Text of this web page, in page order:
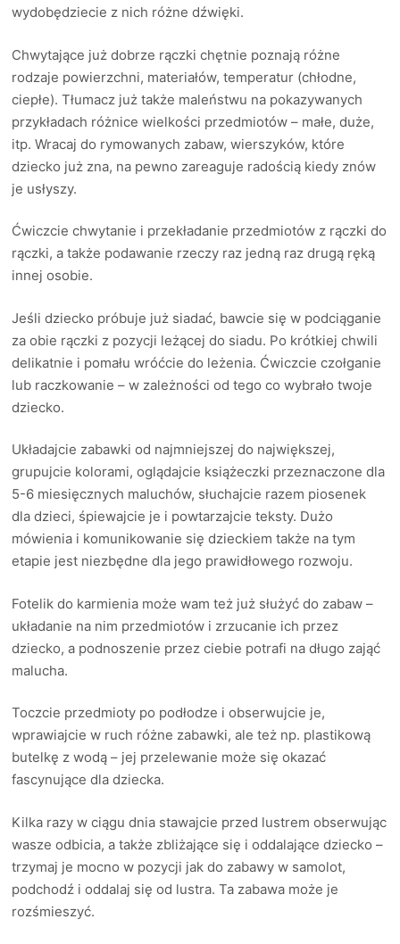
wydobędziecie z nich różne dźwięki.
Chwytające już dobrze rączki chętnie poznają różne
rodzaje powierzchni, materiałów, temperatur (chłodne,
ciepłe). Tłumacz już także maleństwu na pokazywanych
przykładach różnice wielkości przedmiotów – małe, duże,
itp. Wracaj do rymowanych zabaw, wierszyków, które
dziecko już zna, na pewno zareaguje radością kiedy znów
je usłyszy.
Ćwiczcie chwytanie i przekładanie przedmiotów z rączki do
rączki, a także podawanie rzeczy raz jedną raz drugą ręką
innej osobie.
Jeśli dziecko próbuje już siadać, bawcie się w podciąganie
za obie rączki z pozycji leżącej do siadu. Po krótkiej chwili
delikatnie i pomału wróćcie do leżenia. Ćwiczcie czołganie
lub raczkowanie – w zależności od tego co wybrało twoje
dziecko.
Układajcie zabawki od najmniejszej do największej,
grupujcie kolorami, oglądajcie książeczki przeznaczone dla
5-6 miesięcznych maluchów, słuchajcie razem piosenek
dla dzieci, śpiewajcie je i powtarzajcie teksty. Dużo
mówienia i komunikowanie się dzieckiem także na tym
etapie jest niezbędne dla jego prawidłowego rozwoju.
Fotelik do karmienia może wam też już służyć do zabaw –
układanie na nim przedmiotów i zrzucanie ich przez
dziecko, a podnoszenie przez ciebie potrafi na długo zająć
malucha.
Toczcie przedmioty po podłodze i obserwujcie je,
wprawiajcie w ruch różne zabawki, ale też np. plastikową
butelkę z wodą – jej przelewanie może się okazać
fascynujące dla dziecka.
Kilka razy w ciągu dnia stawajcie przed lustrem obserwując
wasze odbicia, a także zbliżające się i oddalające dziecko –
trzymaj je mocno w pozycji jak do zabawy w samolot,
podchodź i oddalaj się od lustra. Ta zabawa może je
rozśmieszyć.